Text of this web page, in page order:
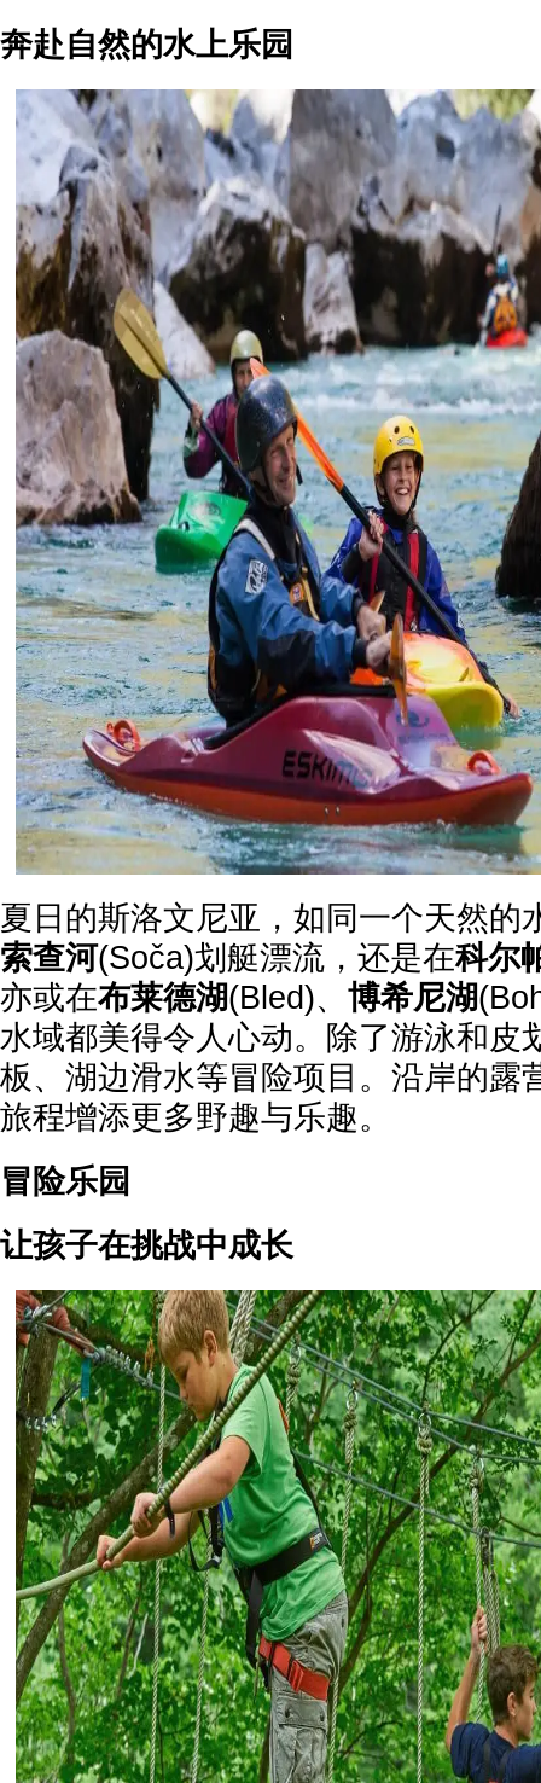
奔赴自然的水上乐园
夏日的斯洛文尼亚，如同一个天然的
索查河(Soča)划艇漂流，还是在科尔
亦或在布莱德湖(Bled)、 博希尼湖
水域都美得令人心动。除了游泳和皮
板、湖边滑水等冒险项目。沿岸的露
旅程增添更多野趣与乐趣。
冒险乐园
让孩子在挑战中成长